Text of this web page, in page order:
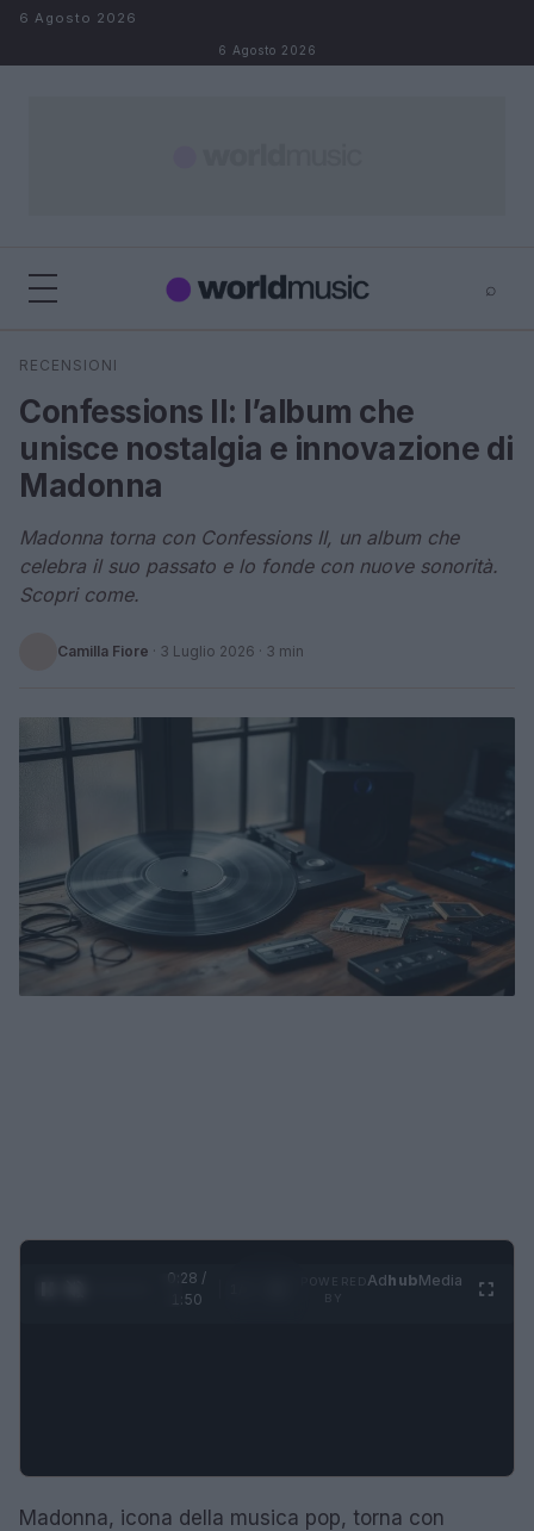
Salta al contenuto
6 Agosto 2026
6 Agosto 2026
⌕
Cerca
RECENSIONI
Confessions II: l’album che
unisce nostalgia e innovazione di
Madonna
Madonna torna con Confessions II, un album che
celebra il suo passato e lo fonde con nuove sonorità.
Scopri come.
Camilla Fiore · 3 Luglio 2026 · 3 min
0:29 /
1:50
AdhubMedia
Madonna, icona della musica pop, torna con